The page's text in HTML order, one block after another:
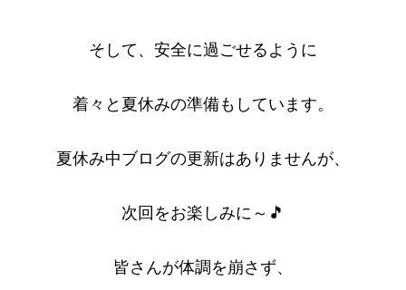
そして、安全に過ごせるように
着々と夏休みの準備もしています。
夏休み中ブログの更新はありませんが、
次回をお楽しみに～🎵
皆さんが体調を崩さず、